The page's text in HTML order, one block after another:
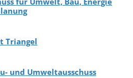
Triangel
und Umweltausschuss